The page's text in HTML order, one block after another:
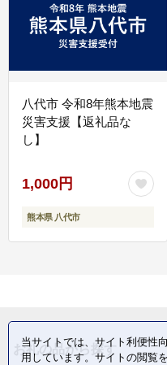
八代市 令和8年熊本地震
災害支援【返礼品な
し】
1,000円
熊本県 八代市
お礼の品から探す
当サイトでは、サイト利便性
用しています。サイトの閲覧